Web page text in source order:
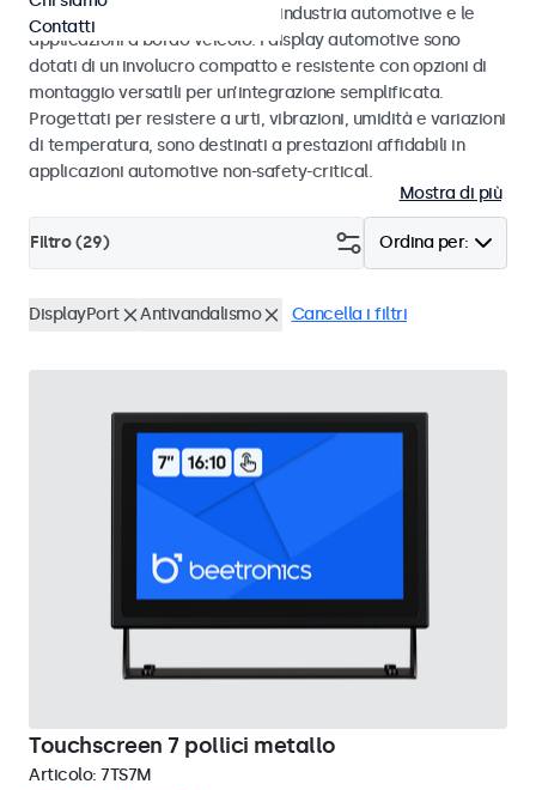
agli standard eMark e SAE per l’industria automotive e le
applicazioni a bordo veicolo. I display automotive sono
dotati di un involucro compatto e resistente con opzioni di
montaggio versatili per un’integrazione semplificata.
Progettati per resistere a urti, vibrazioni, umidità e variazioni
di temperatura, sono destinati a prestazioni affidabili in
applicazioni automotive non-safety-critical.
Mostra di più
Ordina per:
Filtro (29)
DisplayPort Antivandalismo Cancella i filtri
Touchscreen 7 pollici metallo
Articolo: 7TS7M
Contatti